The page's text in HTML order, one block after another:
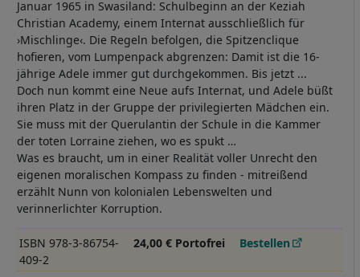
Januar 1965 in Swasiland: Schulbeginn an der Keziah
Christian Academy, einem Internat ausschließlich für
›Mischlinge‹. Die Regeln befolgen, die Spitzenclique
hofieren, vom Lumpenpack abgrenzen: Damit ist die 16-
jährige Adele immer gut durchgekommen. Bis jetzt ...
Doch nun kommt eine Neue aufs Internat, und Adele büßt
ihren Platz in der Gruppe der privilegierten Mädchen ein.
Sie muss mit der Querulantin der Schule in die Kammer
der toten Lorraine ziehen, wo es spukt …
Was es braucht, um in einer Realität voller Unrecht den
eigenen moralischen Kompass zu finden - mitreißend
erzählt Nunn von kolonialen Lebenswelten und
verinnerlichter Korruption.
ISBN 978-3-86754-
409-2
24,00 € Portofrei Bestellen